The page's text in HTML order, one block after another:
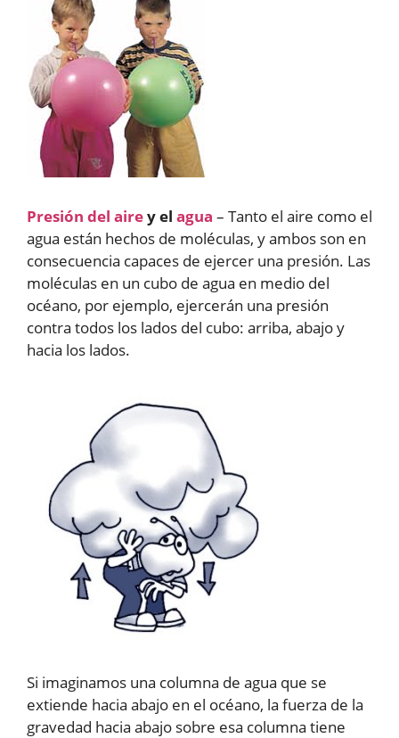
Presión del airey el agua – Tanto el aire como el
agua están hechos de moléculas, y ambos son en
consecuencia capaces de ejercer una presión. Las
moléculas en un cubo de agua en medio del
océano, por ejemplo, ejercerán una presión
contra todos los lados del cubo: arriba, abajo y
hacia los lados.
Si imaginamos una columna de agua que se
extiende hacia abajo en el océano, la fuerza de la
gravedad hacia abajo sobre esa columna tiene